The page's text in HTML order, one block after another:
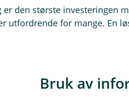
er den største investeringen
utfordrende for mange. En
kausjonist eller
man kjøpe leilighet sammen
en 3-roms sammen enn
løsning for å få en fot
Bruk av